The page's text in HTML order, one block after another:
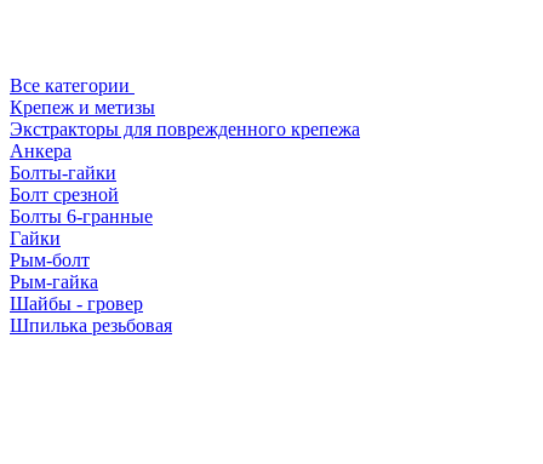
Все категории
Крепеж и метизы
Экстракторы для поврежденного крепежа
Анкера
Болты-гайки
Болт срезной
Болты 6-гранные
Гайки
Рым-болт
Рым-гайка
Шайбы - гровер
Шпилька резьбовая